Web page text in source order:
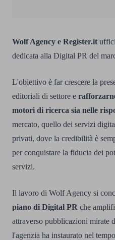
Wolf Agency e Register.it
dedicata alla Digital PR del
L'obiettivo è far crescere la
editoriali di settore e
motori di ricerca sia nelle
mercato, quello dei servizi
privati, dove la credibilità è
per conquistare la fiducia dei
servizi.
Il lavoro di Wolf Agency si
piano di Digital PR che
attraverso pubblicazioni mirate
l'agenzia ha instaurato nel